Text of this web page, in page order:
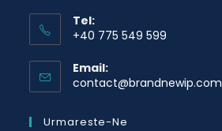
Tel:
+40 775 549 599
Email:
contact@brandnewip.com
Urmareste-Ne